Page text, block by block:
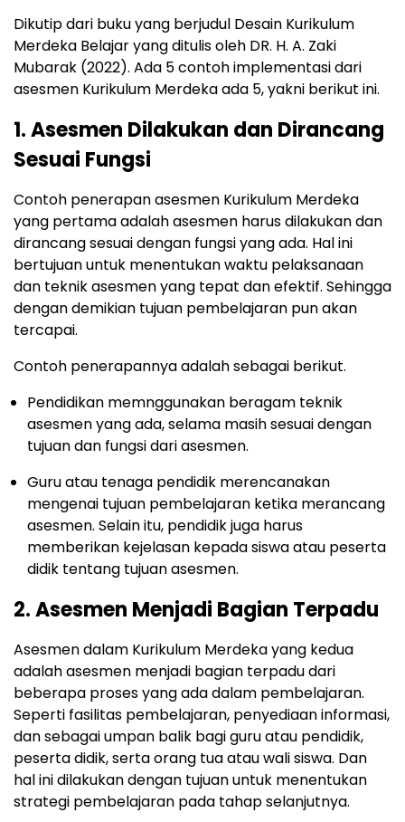
Dikutip dari buku yang berjudul Desain Kurikulum
Merdeka Belajar yang ditulis oleh DR. H. A. Zaki
Mubarak (2022). Ada 5 contoh implementasi dari
asesmen Kurikulum Merdeka ada 5, yakni berikut ini.
1. Asesmen Dilakukan dan Dirancang
Sesuai Fungsi
Contoh penerapan asesmen Kurikulum Merdeka
yang pertama adalah asesmen harus dilakukan dan
dirancang sesuai dengan fungsi yang ada. Hal ini
bertujuan untuk menentukan waktu pelaksanaan
dan teknik asesmen yang tepat dan efektif. Sehingga
dengan demikian tujuan pembelajaran pun akan
tercapai.
Contoh penerapannya adalah sebagai berikut.
Pendidikan memnggunakan beragam teknik
asesmen yang ada, selama masih sesuai dengan
tujuan dan fungsi dari asesmen.
Guru atau tenaga pendidik merencanakan
mengenai tujuan pembelajaran ketika merancang
asesmen. Selain itu, pendidik juga harus
memberikan kejelasan kepada siswa atau peserta
didik tentang tujuan asesmen.
2. Asesmen Menjadi Bagian Terpadu
Asesmen dalam Kurikulum Merdeka yang kedua
adalah asesmen menjadi bagian terpadu dari
beberapa proses yang ada dalam pembelajaran.
Seperti fasilitas pembelajaran, penyediaan informasi,
dan sebagai umpan balik bagi guru atau pendidik,
peserta didik, serta orang tua atau wali siswa. Dan
hal ini dilakukan dengan tujuan untuk menentukan
strategi pembelajaran pada tahap selanjutnya.